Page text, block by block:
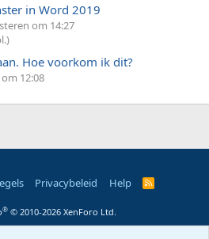
in Word 2019
om 14:27
Hoe voorkom ik dit?
12:08
Privacybeleid Help
R
® © 2010-2026 XenForo Ltd.